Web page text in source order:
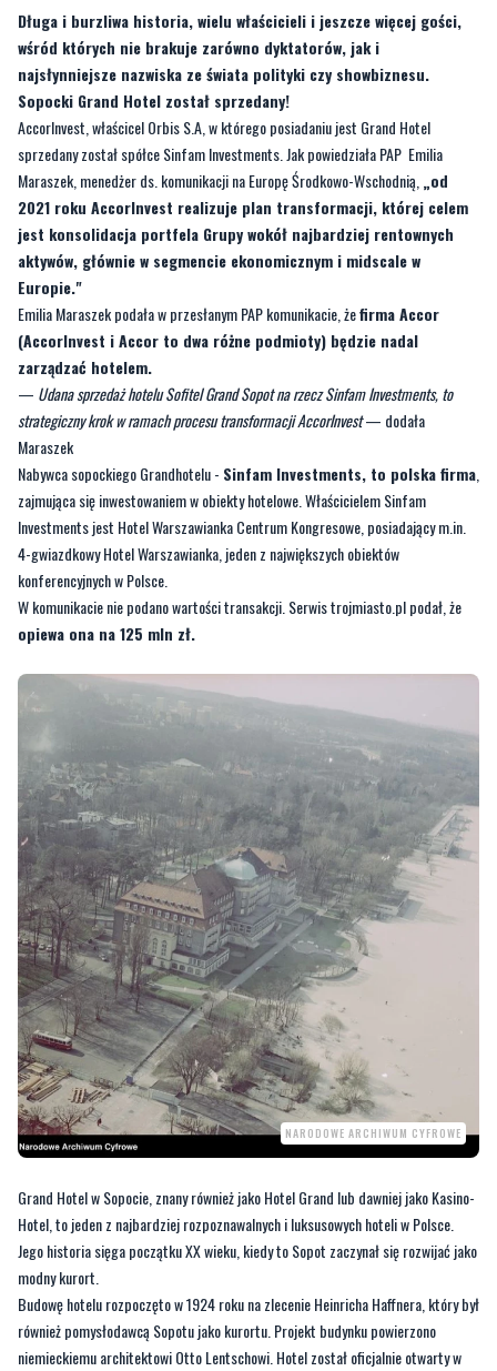
Długa i burzliwa historia, wielu właścicieli i jeszcze więcej gości,
wśród których nie brakuje zarówno dyktatorów, jak i
najsłynniejsze nazwiska ze świata polityki czy showbiznesu.
Sopocki Grand Hotel został sprzedany!
AccorInvest, właścicel Orbis S.A, w którego posiadaniu jest Grand Hotel
sprzedany został spółce Sinfam Investments. Jak powiedziała PAP Emilia
Maraszek, menedżer ds. komunikacji na Europę Środkowo-Wschodnią, „od
2021 roku AccorInvest realizuje plan transformacji, której celem
jest konsolidacja portfela Grupy wokół najbardziej rentownych
aktywów, głównie w segmencie ekonomicznym i midscale w
Europie."
Emilia Maraszek podała w przesłanym PAP komunikacie, żefirma Accor
(AccorInvest i Accor to dwa różne podmioty) będzie nadal
zarządzać hotelem.
— Udana sprzedaż hotelu Sofitel Grand Sopot na rzecz Sinfam Investments, to
strategiczny krok w ramach procesu transformacji AccorInvest— dodała
Maraszek
Nabywca sopockiego Grandhotelu - Sinfam Investments, to polska firma
zajmująca się inwestowaniem w obiekty hotelowe. Właścicielem Sinfam
Investments jest Hotel Warszawianka Centrum Kongresowe, posiadający m.in.
4-gwiazdkowy Hotel Warszawianka, jeden z największych obiektów
konferencyjnych w Polsce.
W komunikacie nie podano wartości transakcji. Serwis trojmiasto.pl podał, że
opiewa ona na 125 mln zł.
NARODOWE ARCHIWUM CYFROWE
Grand Hotel w Sopocie, znany również jako Hotel Grand lub dawniej jako Kasino-
Hotel, to jeden z najbardziej rozpoznawalnych i luksusowych hoteli w Polsce.
Jego historia sięga początku XX wieku, kiedy to Sopot zaczynał się rozwijać jako
modny kurort.
Budowę hotelu rozpoczęto w 1924 roku na zlecenie Heinricha Haffnera, który był
również pomysłodawcą Sopotu jako kurortu. Projekt budynku powierzono
niemieckiemu architektowi Otto Lentschowi. Hotel został oficjalnie otwarty w